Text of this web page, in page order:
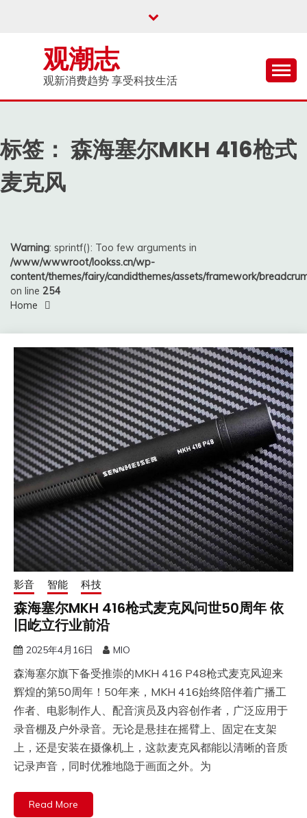
观潮志
观新消费趋势 享受科技生活
标签： 森海塞尔MKH 416枪式
麦克风
Warning: sprintf(): Too few arguments in
/www/wwwroot/lookss.cn/wp-
content/themes/fairy/candidthemes/assets/framework/
on line 254
Home
影音 智能 科技
森海塞尔MKH 416枪式麦克风问世50周年 依
旧屹立行业前沿
2025年4月16日 MIO
森海塞尔旗下备受推崇的MKH 416 P48枪式麦克风迎来
辉煌的第50周年！50年来，MKH 416始终陪伴着广播工
作者、电影制作人、配音演员及内容创作者，广泛应用于
录音棚及户外录音。无论是悬挂在摇臂上、固定在支架
上，还是安装在摄像机上，这款麦克风都能以清晰的音质
记录声音，同时优雅地隐于画面之外。为
Read More